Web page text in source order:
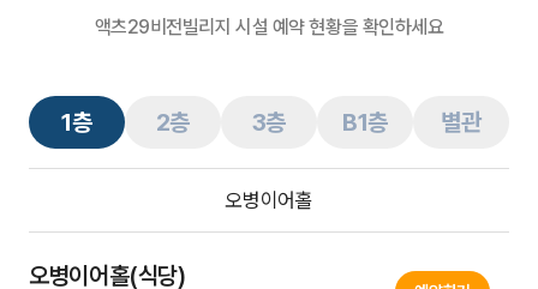
액츠29비전빌리지 시설 예약 현황을 확인하세요
1층 2층 3층 B1층 별관
오병이어홀
오병이어홀(식당)